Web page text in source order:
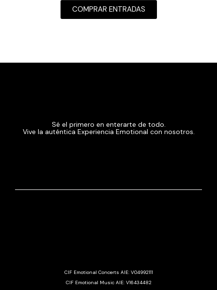
COMPRAR ENTRADAS
Sé el primero en enterarte de todo.
Vive la auténtica Experiencia Emotional con nosotros.
CIF Emotional Concerts AIE: V04992111
CIF Emotional Music AIE: V16434482